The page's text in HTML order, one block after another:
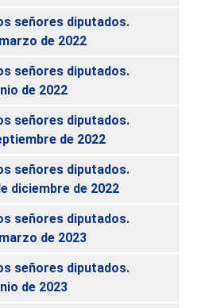
señores diputados.
de 2022
señores diputados.
de 2022
señores diputados.
de 2022
señores diputados.
diciembre de 2022
señores diputados.
de 2023
señores diputados.
de 2023